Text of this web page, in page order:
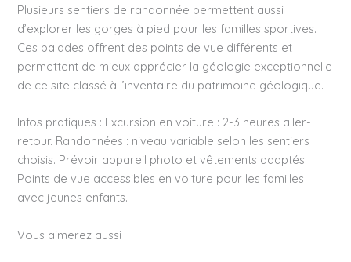
Plusieurs sentiers de randonnée permettent aussi
d’explorer les gorges à pied pour les familles sportives.
Ces balades offrent des points de vue différents et
permettent de mieux apprécier la géologie exceptionnelle
de ce site classé à l’inventaire du patrimoine géologique.
Infos pratiques : Excursion en voiture : 2-3 heures aller-
retour. Randonnées : niveau variable selon les sentiers
choisis. Prévoir appareil photo et vêtements adaptés.
Points de vue accessibles en voiture pour les familles
avec jeunes enfants.
Vous aimerez aussi